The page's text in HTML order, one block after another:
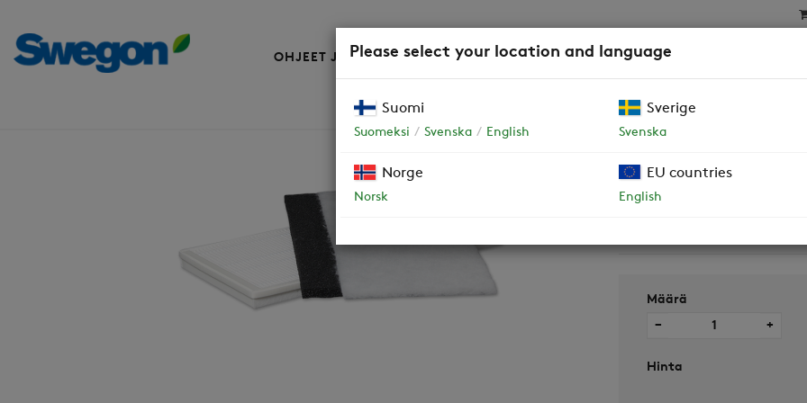
OHJEET JA VARAOSAT SUODATTIMET YRITYSASIAKKAAT JA
Suodatinsarja Swegon ILTO 270K Etuvastusmalli
Suodatinsarja
Määrä
− +
Hinta
Please select your location and language
Suomi
Suomeksi Svenska English
Sverige
Svenska
Norge
Norsk
EU countries
English